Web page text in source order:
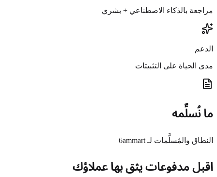
مراجعة بالذكاء الاصطناعي + بشري
الدعم
مدى الحياة على التثبيتات
ما نُسلِّمه
النطاق والمُسلَّمات لـ 6ammart
اقبل مدفوعات يثق بها عملاؤك